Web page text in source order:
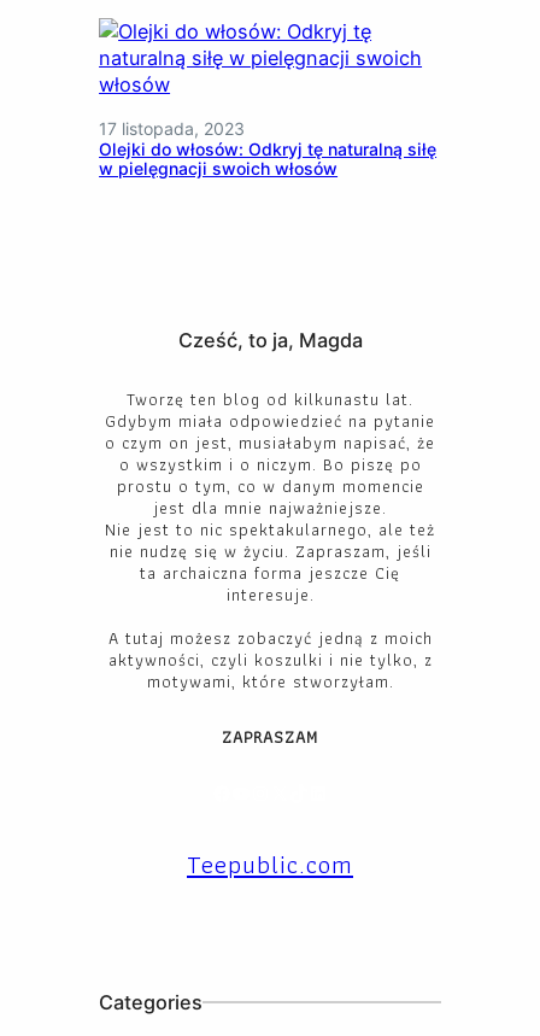
17 listopada, 2023
Olejki do włosów: Odkryj tę naturalną siłę
w pielęgnacji swoich włosów
Cześć, to ja, Magda
Tworzę ten blog od kilkunastu lat.
Gdybym miała odpowiedzieć na pytanie
o czym on jest, musiałabym napisać, że
o wszystkim i o niczym. Bo piszę po
prostu o tym, co w danym momencie
jest dla mnie najważniejsze.
Nie jest to nic spektakularnego, ale też
nie nudzę się w życiu. Zapraszam, jeśli
ta archaiczna forma jeszcze Cię
interesuje.
A tutaj możesz zobaczyć jedną z moich
aktywności, czyli koszulki i nie tylko, z
motywami, które stworzyłam.
ZAPRASZAM
Teepublic.com
Categories